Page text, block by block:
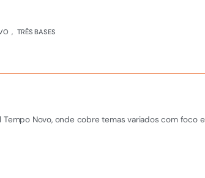
, TRÊS BASES
Novo, onde cobre temas variados com foco